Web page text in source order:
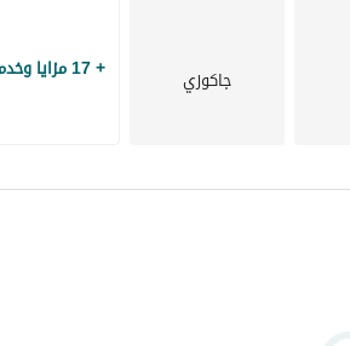
جاكوزي + 17 مزايا وخدمات